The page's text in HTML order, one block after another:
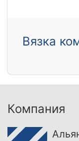
Вязка
Компания